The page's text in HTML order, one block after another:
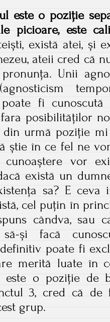
este o poziție
picioare, este
există atei, și
ateii cred că
Unii
(agnosticism
fi
posibilităților
din urmă poziție
știe în ce fel ne
vor
există un
sa? E
cel puțin în
cândva, sau
și facă
poate fi
merită luate în
este o poziție de
3, cred că
grup.